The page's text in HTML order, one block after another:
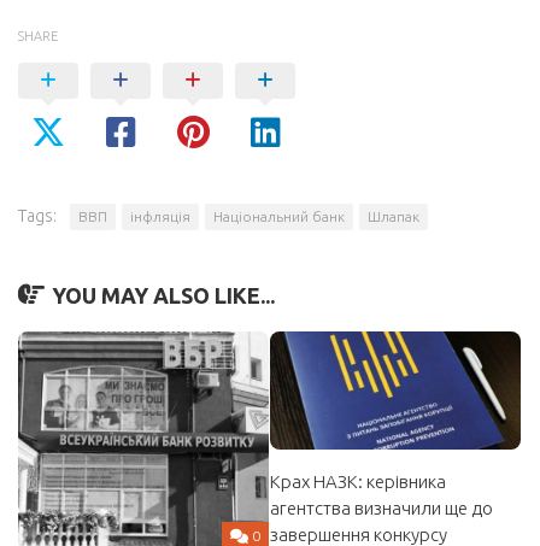
SHARE
Tags: ВВП інфляція Національний банк Шлапак
YOU MAY ALSO LIKE...
0
Крах НАЗК: керівника
агентства визначили ще до
завершення конкурсу